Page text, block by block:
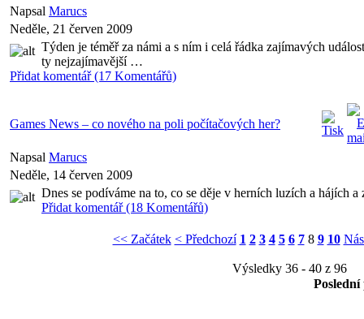
Napsal Marucs
Neděle, 21 červen 2009
Týden je téměř za námi a s ním i celá řádka zajímavých
ty nejzajímavější …
Přidat komentář (17 Komentářů)
Games News – co nového na poli počítačových her?
Napsal Marucs
Neděle, 14 červen 2009
Dnes se podíváme na to, co se děje v herních luzích a hájích
Přidat komentář (18 Komentářů)
<< Začátek < Předchozí 1 2 3 4 5 6 7 8 9 10
Výsledky 36 - 40 z 96